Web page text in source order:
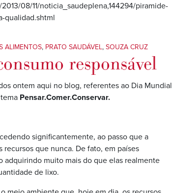
08/11/noticia_saudeplena,144294/piramide-
qualidad.shtml
ALIMENTOS, PRATO SAUDÁVEL, SOUZA CRUZ
responsável
ontem aqui no blog, referentes ao Dia Mundial
Pensar.Comer.Conservar.
significantemente, ao passo que a
que nunca. De fato, em países
adquirindo muito mais do que elas realmente
de lixo.